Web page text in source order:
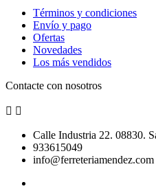
Términos y condiciones
Envío y pago
Ofertas
Novedades
Los más vendidos
Contacte con nosotros
 
Calle Industria 22. 08830.
933615049
info@ferreteriamendez.com